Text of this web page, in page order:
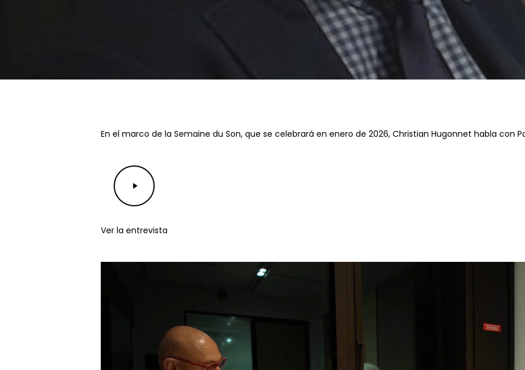
En el marco de la Semaine du Son, que se celebrará en enero de 2026, Christian Hugonnet habla con
Play
Video
Ver la entrevista